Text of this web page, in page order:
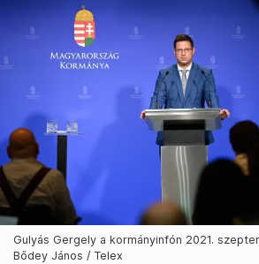
Gulyás Gergely a kormányinfón 2021.
Bődey János / Telex